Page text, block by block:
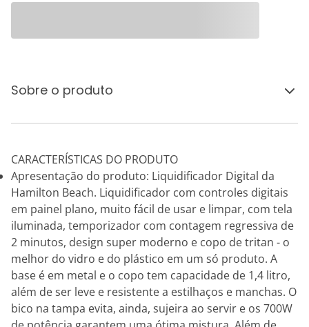
Sobre o produto
CARACTERÍSTICAS DO PRODUTO
Apresentação do produto: Liquidificador Digital da
Hamilton Beach. Liquidificador com controles digitais
em painel plano, muito fácil de usar e limpar, com tela
iluminada, temporizador com contagem regressiva de
2 minutos, design super moderno e copo de tritan - o
melhor do vidro e do plástico em um só produto. A
base é em metal e o copo tem capacidade de 1,4 litro,
além de ser leve e resistente a estilhaços e manchas. O
bico na tampa evita, ainda, sujeira ao servir e os 700W